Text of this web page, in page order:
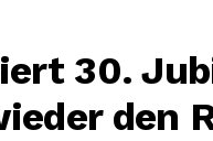
30.
den